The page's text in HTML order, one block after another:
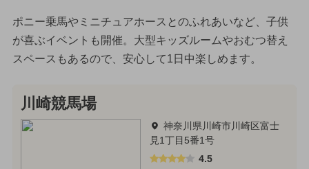
ポニー乗馬やミニチュアホースとのふれあいなど、子供
が喜ぶイベントも開催。大型キッズルームやおむつ替え
スペースもあるので、安心して1日中楽しめます。
川崎競馬場
神奈川県川崎市川崎区富士
見1丁目5番1号
4.5